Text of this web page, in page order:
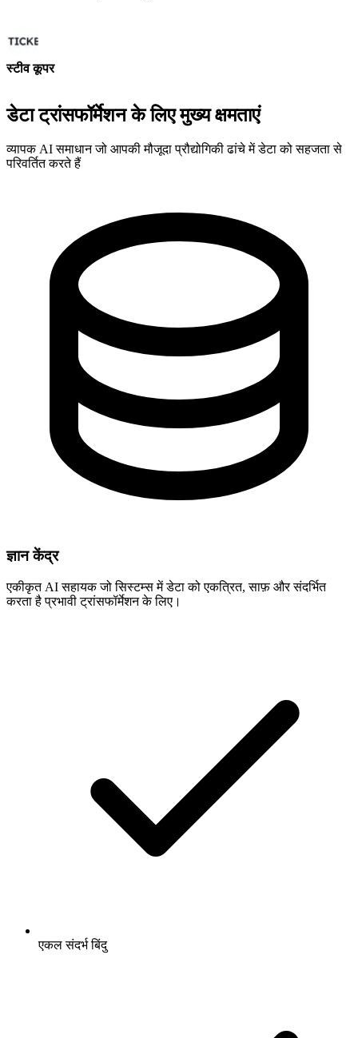
स्टीव कूपर
डेटा ट्रांसफॉर्मेशन के लिए मुख्य क्षमताएं
व्यापक AI समाधान जो आपकी मौजूदा प्रौद्योगिकी ढांचे में डेटा को सहजता से
परिवर्तित करते हैं
ज्ञान केंद्र
एकीकृत AI सहायक जो सिस्टम्स में डेटा को एकत्रित, साफ़ और संदर्भित
करता है प्रभावी ट्रांसफॉर्मेशन के लिए।
एकल संदर्भ बिंदु